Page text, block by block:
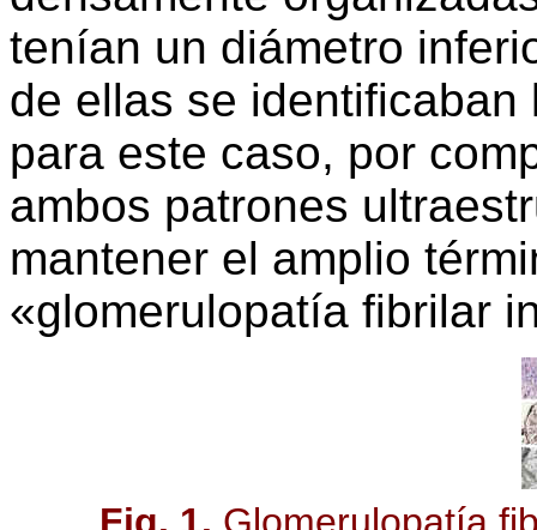
tenían un diámetro
de ellas se
para este caso, por
ambos patrones
mantener el amplio
«glomerulopatía fibrilar